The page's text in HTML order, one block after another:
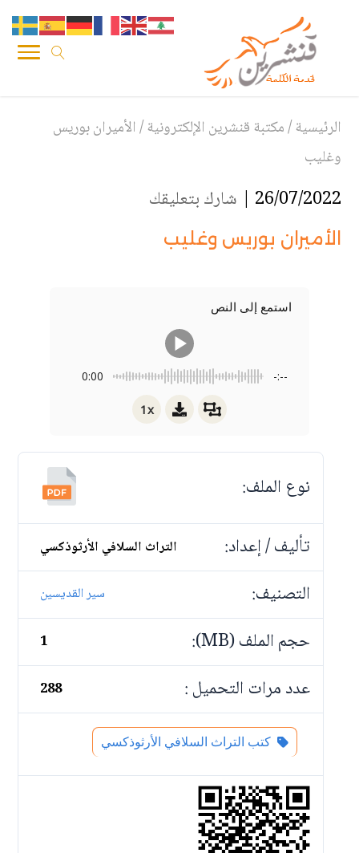
الرئيسية/مكتبة قنشرين الإلكترونية/الأميران بوريس
وغليب
26/07/2022 | شارك بتعليقك
الأميران بوريس وغليب
استمع إلى النص
0:00 -:--
1x
نوع الملف:
تأليف / إعداد:
التراث السلافي الأرثوذكسي
التصنيف: سير القديسين
حجم الملف (MB): 1
عدد مرات التحميل : 288
كتب التراث السلافي الأرثوذكسي